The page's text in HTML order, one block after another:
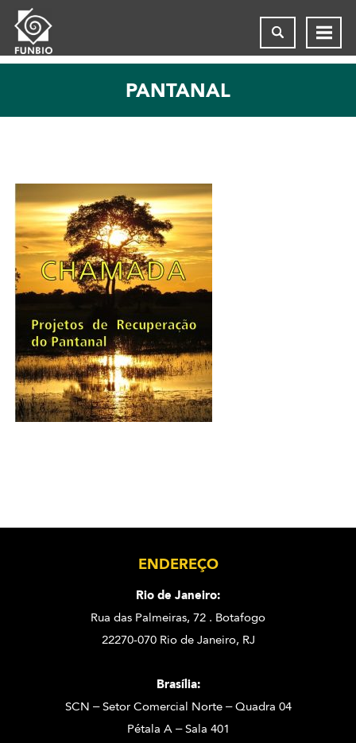
PANTANAL
ENDEREÇO
Rio de Janeiro:
Rua das Palmeiras, 72 . Botafogo
22270-070 Rio de Janeiro, RJ
Brasília:
SCN – Setor Comercial Norte – Quadra 04
Pétala A – Sala 401